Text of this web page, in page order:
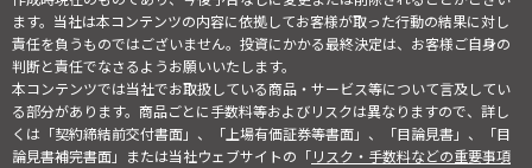
ます。当社は本コンテンツの内容に依拠してお客様が取った行動の結果に対し
責任を負うものではございません。投資にかかる最終決定は、お客様ご自身の
判断と責任でなさるようお願いいたします。
本コンテンツでは当社でお取扱している商品・サービス等について言及してい
る部分があります。商品ごとに手数料等およびリスクは異なりますので、詳し
くは「契約締結前交付書面」、「上場有価証券等書面」、「目論見書」、「目
論見書補完書面」または当社ウェブサイトの「リスク・手数料などの重要事項